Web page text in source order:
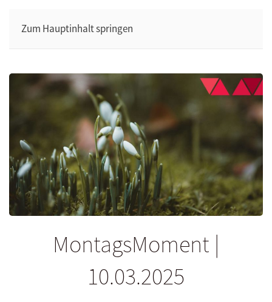
Zum Hauptinhalt springen
MontagsMoment |
10.03.2025